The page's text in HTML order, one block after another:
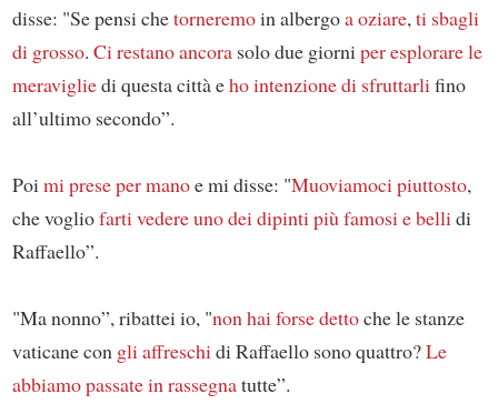
disse: "Se pensi chetorneremoin albergoa oziare,ti sbagli
di grosso. Ci restano ancorasolo due giorniper esplorare le
meravigliedi questa città eho intenzionedi sfruttarlifino
all’ultimo secondo”.
Poimi prese per manoe mi disse: "Muoviamocipiuttosto,
che vogliofarti vedereuno dei dipinti più famosi e bellidi
Raffaello”.
"Ma nonno”, ribattei io, "non hai forse dettoche le stanze
vaticane con gli affreschidi Raffaello sono quattro?Le
abbiamo passate in rassegnatutte”.